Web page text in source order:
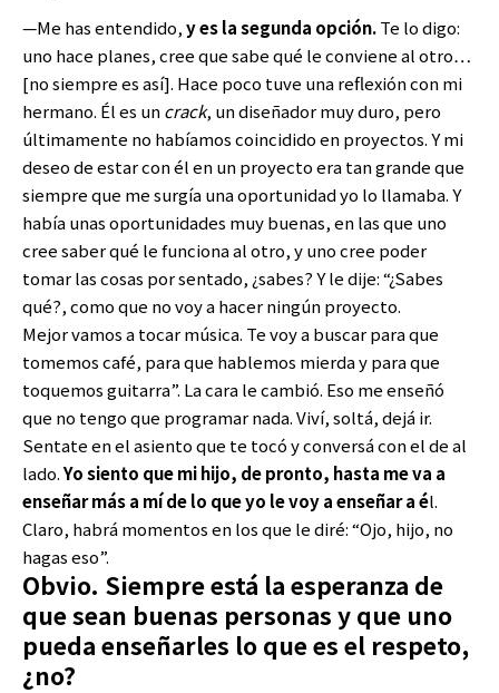
—Me has entendido,y es la segunda opción.Te lo digo:
uno hace planes, cree que sabe qué le conviene al otro…
[no siempre es así]. Hace poco tuve una reflexión con mi
hermano. Él es uncrack, un diseñador muy duro, pero
últimamente no habíamos coincidido en proyectos. Y mi
deseo de estar con él en un proyecto era tan grande que
siempre que me surgía una oportunidad yo lo llamaba. Y
había unas oportunidades muy buenas, en las que uno
cree saber qué le funciona al otro, y uno cree poder
tomar las cosas por sentado, ¿sabes? Y le dije: “¿Sabes
qué?, como que no voy a hacer ningún proyecto.
Mejor vamos a tocar música. Te voy a buscar para que
tomemos café, para que hablemos mierda y para que
toquemos guitarra”. La cara le cambió. Eso me enseñó
que no tengo que programar nada. Viví, soltá, dejá ir.
Sentate en el asiento que te tocó y conversá con el de al
lado.Yo siento que mi hijo, de pronto, hasta me va a
enseñar más a mí de lo que yo le voy a enseñar a él.
Claro, habrá momentos en los que le diré: “Ojo, hijo, no
hagas eso”.
Obvio. Siempre está la esperanza de
que sean buenas personas y que uno
pueda enseñarles lo que es el respeto,
¿no?